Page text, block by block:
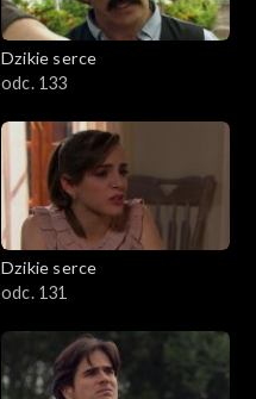
Dzikie serce
odc. 133
Dzikie serce
odc. 131